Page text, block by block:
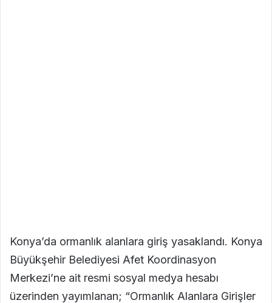
Konya’da ormanlık alanlara giriş yasaklandı. Konya
Büyükşehir Belediyesi Afet Koordinasyon
Merkezi’ne ait resmi sosyal medya hesabı
üzerinden yayımlanan; “Ormanlık Alanlara Girişler